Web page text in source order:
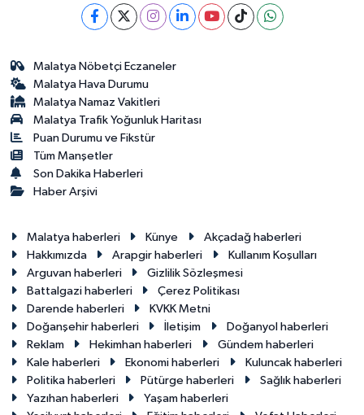
Malatya Nöbetçi Eczaneler
Malatya Hava Durumu
Malatya Namaz Vakitleri
Malatya Trafik Yoğunluk Haritası
Puan Durumu ve Fikstür
Tüm Manşetler
Son Dakika Haberleri
Haber Arşivi
Malatya haberleri Künye
Akçadağ haberleri
Hakkımızda
Arapgir haberleri
Kullanım Koşulları
Arguvan haberleri
Gizlilik Sözleşmesi
Battalgazi haberleri
Çerez Politikası
Darende haberleri
KVKK Metni
Doğanşehir haberleri
İletişim
Doğanyol haberleri
Reklam
Hekimhan haberleri
Gündem haberleri
Kale haberleri
Ekonomi haberleri
Kuluncak haberleri
Politika haberleri
Pütürge haberleri
Sağlık haberleri
Yazıhan haberleri
Yaşam haberleri